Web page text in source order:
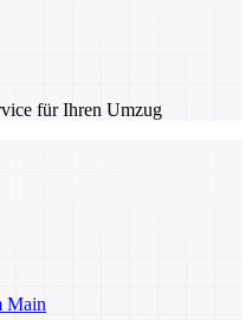
für Ihren Umzug
Main